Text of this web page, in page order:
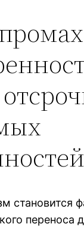
становится
переноса